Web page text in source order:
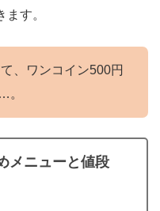
す。
、ワンコイン500円
。
メニューと値段